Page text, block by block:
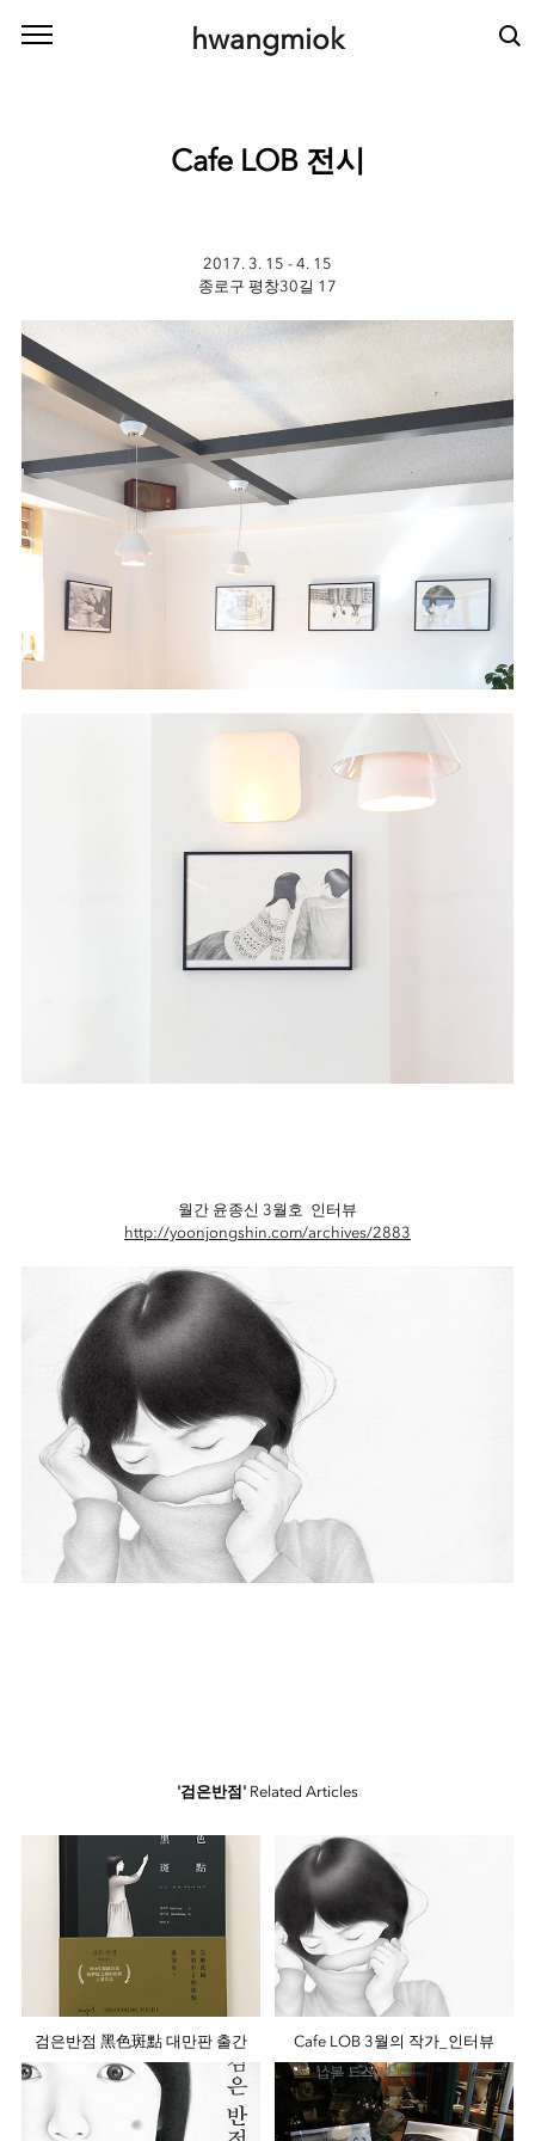
hwangmiok
Cafe LOB 전시
2017. 3. 15 - 4. 15
종로구 평창30길 17
월간 윤종신 3월호 인터뷰
http://yoonjongshin.com/archives/2883
'검은반점' Related Articles
검은반점 黑色斑點 대만판 출간 Cafe LOB 3월의 작가_인터뷰